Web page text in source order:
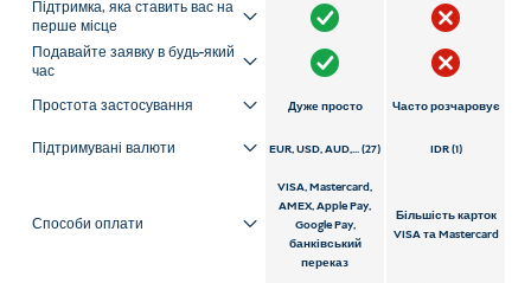
Підтримка, яка ставить вас на
перше місце
Подавайте заявку в будь-який
час
Простота застосування
Дуже просто Часто розчаровує
Підтримувані валюти EUR, USD, AUD,... (27) IDR (1)
Способи оплати
VISA, Mastercard,
AMEX, Apple Pay,
Google Pay,
банківський
переказ
Більшість карток
VISA та Mastercard